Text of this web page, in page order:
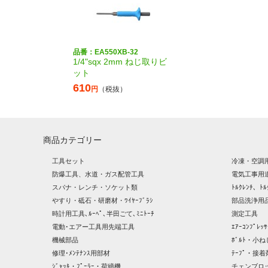
品番：EA550XB-32
1/4"sqx 2mm ねじ取りビ
ット
610円 （税抜）
商品カテゴリー
工具セット
冷凍・空調
防爆工具、水道・ガス配管工具
電気工事用
スパナ・レンチ・ソケット類
ﾄﾙｸﾚﾝﾁ、ﾄ
やすり・砥石・研磨材・ﾜｲﾔｰﾌﾞﾗｼ
部品洗浄用
時計用工具､ﾙｰﾍﾟ､半田ごて､ﾐﾆﾄｰﾁ
測定工具
電動･エアー工具用先端工具
ｴｱｰｺﾝﾌﾟﾚｯ
機械部品
ﾎﾞﾙﾄ・小ね
修理･ﾒﾝﾃﾅﾝｽ用部材
ﾃｰﾌﾟ・接着
ｼﾞｬｯｷ・ﾌﾟｰﾗｰ・荷締機
チェンブロ